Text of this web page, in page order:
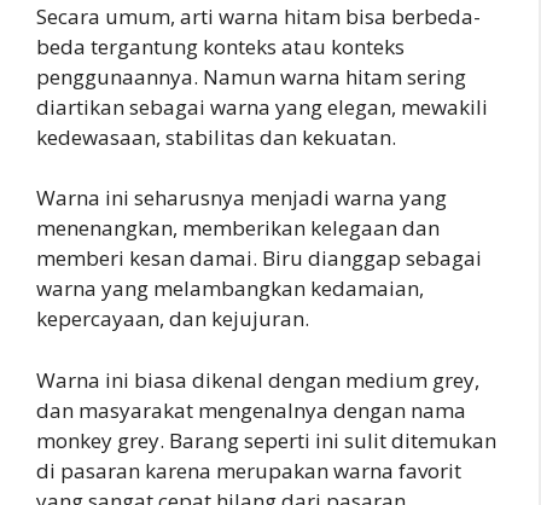
Secara umum, arti warna hitam bisa berbeda-
beda tergantung konteks atau konteks
penggunaannya. Namun warna hitam sering
diartikan sebagai warna yang elegan, mewakili
kedewasaan, stabilitas dan kekuatan.
Warna ini seharusnya menjadi warna yang
menenangkan, memberikan kelegaan dan
memberi kesan damai. Biru dianggap sebagai
warna yang melambangkan kedamaian,
kepercayaan, dan kejujuran.
Warna ini biasa dikenal dengan medium grey,
dan masyarakat mengenalnya dengan nama
monkey grey. Barang seperti ini sulit ditemukan
di pasaran karena merupakan warna favorit